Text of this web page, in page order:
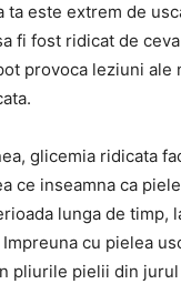
ta este extrem de
fi fost ridicat de
provoca leziuni ale
glicemia ridicata
ce inseamna ca
lunga de timp,
cu pielea
pliurile pielii din